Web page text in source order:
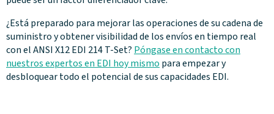
¿Está preparado para mejorar las operaciones de su cadena de
suministro y obtener visibilidad de los envíos en tiempo real
con el ANSI X12 EDI 214 T-Set? Póngase en contacto con
nuestros expertos en EDI hoy mismo para empezar y
desbloquear todo el potencial de sus capacidades EDI.